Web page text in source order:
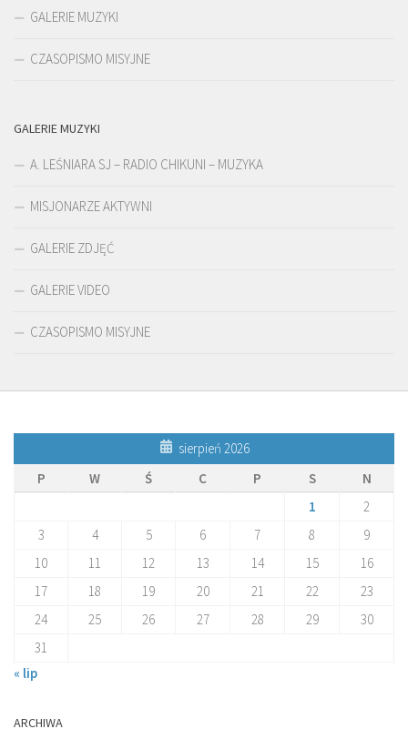
GALERIE MUZYKI
CZASOPISMO MISYJNE
GALERIE MUZYKI
A. LEŚNIARA SJ – RADIO CHIKUNI – MUZYKA
MISJONARZE AKTYWNI
GALERIE ZDJĘĆ
GALERIE VIDEO
CZASOPISMO MISYJNE
sierpień 2026
P
W Ś C P S
N
1
2
3
4 5 6 7 8
9
10
11 12 13 14 15
16
17
18 19 20 21 22
23
24
25 26 27 28 29
30
31
« lip
ARCHIWA